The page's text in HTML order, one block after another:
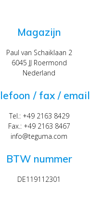
Magazijn
Paul van Schaiklaan 2
6045 JJ Roermond
Nederland
/ fax / email
Tel.: +49 2163 8429
Fax.: +49 2163 8467
info@teguma.com
BTW nummer
DE119112301